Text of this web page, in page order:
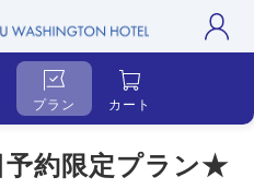
プラン カート
予約限定プラン★